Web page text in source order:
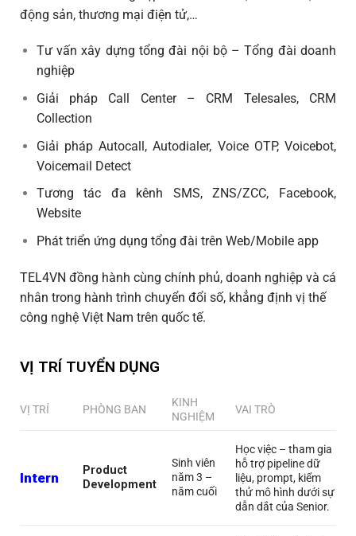
động sản, thương mại điện tử,…
Tư vấn xây dựng tổng đài nội bộ – Tổng đài doanh
nghiệp
Giải pháp Call Center – CRM Telesales, CRM
Collection
Giải pháp Autocall, Autodialer, Voice OTP, Voicebot,
Voicemail Detect
Tương tác đa kênh SMS, ZNS/ZCC, Facebook,
Website
Phát triển ứng dụng tổng đài trên Web/Mobile app
TEL4VN đồng hành cùng chính phủ, doanh nghiệp và cá
nhân trong hành trình chuyển đổi số, khẳng định vị thế
công nghệ Việt Nam trên quốc tế.
VỊ TRÍ TUYỂN DỤNG
VỊ TRÍ PHÒNG BAN
KINH
NGHIỆM
VAI TRÒ
Intern
Product
Development
Sinh viên
năm 3 –
năm cuối
Học việc – tham gia
hỗ trợ pipeline dữ
liệu, prompt, kiểm
thử mô hình dưới sự
dẫn dắt của Senior.